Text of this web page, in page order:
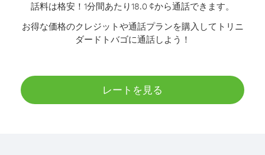
話料は格安！1分間あたり18.0 ¢から通話できます。
お得な価格のクレジットや通話プランを購入してトリニ
ダードトバゴに通話しよう！
レートを見る